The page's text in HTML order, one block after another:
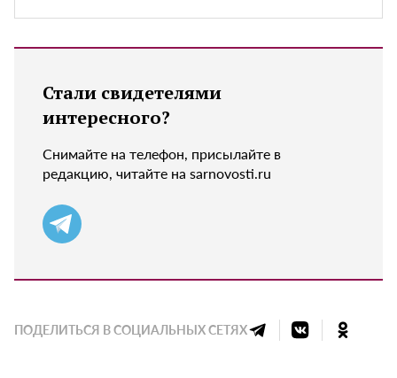
Стали свидетелями
интересного?
Снимайте на телефон, присылайте в
редакцию, читайте на sarnovosti.ru
ПОДЕЛИТЬСЯ В СОЦИАЛЬНЫХ СЕТЯХ